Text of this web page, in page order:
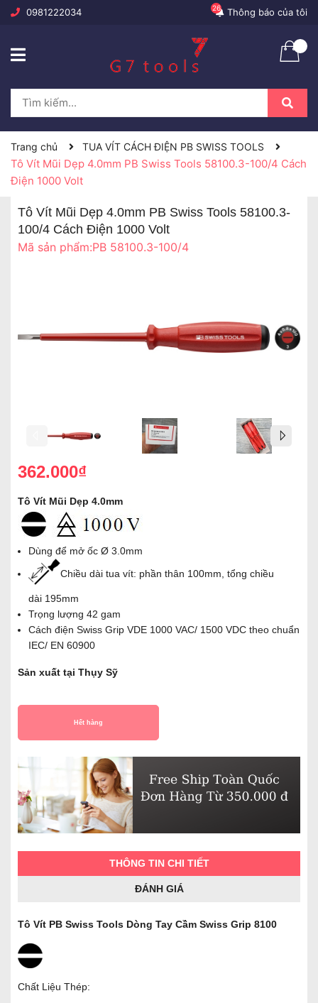
0981222034 Thông báo của tôi
26
Trang chủ TUA VÍT CÁCH ĐIỆN PB SWISS TOOLS
Tô Vít Mũi Dẹp 4.0mm PB Swiss Tools 58100.3-100/4 Cách
Điện 1000 Volt
Tô Vít Mũi Dẹp 4.0mm PB Swiss Tools 58100.3-
100/4 Cách Điện 1000 Volt
Mã sản phẩm:PB 58100.3-100/4
362.000₫
Tô Vít Mũi Dẹp 4.0mm
Dùng để mở ốc Ø 3.0mm
Chiều dài tua vít: phần thân 100mm, tổng chiều
dài 195mm
Trọng lượng 42 gam
Cách điện Swiss Grip VDE 1000 VAC/ 1500 VDC theo chuẩn
IEC/ EN 60900
Sản xuất tại Thụy Sỹ
Hết hàng
THÔNG TIN CHI TIẾT
ĐÁNH GIÁ
Tô Vít PB Swiss Tools Dòng Tay Cầm Swiss Grip 8100
Chất Liệu Thép: